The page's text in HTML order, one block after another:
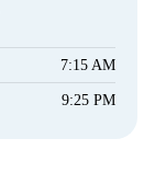
7:15 AM
9:25 PM